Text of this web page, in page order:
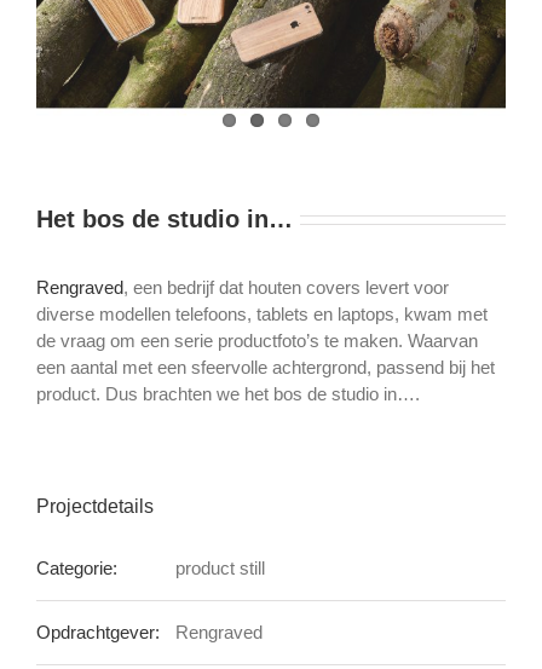
Het bos de studio in…
Rengraved, een bedrijf dat houten covers levert voor
diverse modellen telefoons, tablets en laptops, kwam met
de vraag om een serie productfoto’s te maken. Waarvan
een aantal met een sfeervolle achtergrond, passend bij het
product. Dus brachten we het bos de studio in….
Projectdetails
Categorie: product still
Opdrachtgever: Rengraved